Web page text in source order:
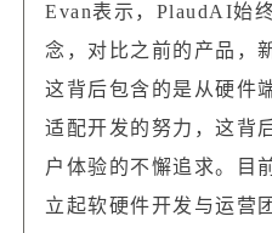
Evan表示，PlaudAI始
念，对比之前的产品，
这背后包含的是从硬件
适配开发的努力，这背
户体验的不懈追求。目
立起软硬件开发与运营